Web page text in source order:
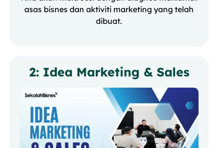
asas bisnes dan aktiviti marketing yang telah
dibuat.
2: Idea Marketing & Sales